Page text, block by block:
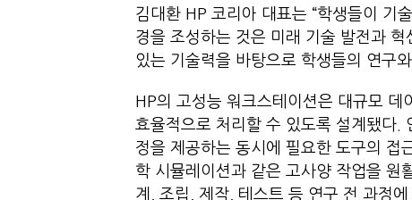
김대환 HP 코리아 대표는 “학생들이 기
경을 조성하는 것은 미래 기술 발전과
있는 기술력을 바탕으로 학생들의 연구
HP의 고성능 워크스테이션은 대규모
효율적으로 처리할 수 있도록 설계됐다.
정을 제공하는 동시에 필요한 도구의 접
학 시뮬레이션과 같은 고사양 작업을 원
계, 조립, 제작, 테스트 등 연구 전 과정